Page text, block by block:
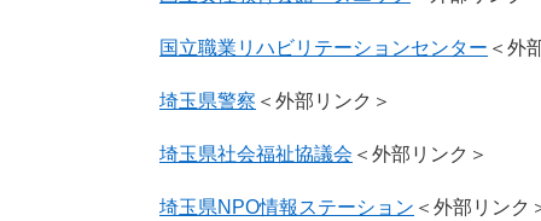
国立職業リハビリテーションセンター ＜外
埼玉県警察 ＜外部リンク＞
埼玉県社会福祉協議会 ＜外部リンク＞
埼玉県NPO情報ステーション ＜外部リンク